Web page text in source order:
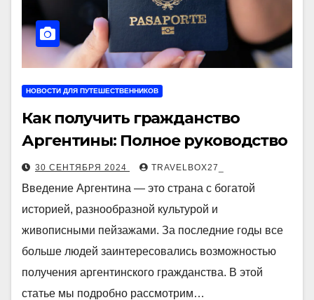
НОВОСТИ ДЛЯ ПУТЕШЕСТВЕННИКОВ
Как получить гражданство
Аргентины: Полное руководство
30 СЕНТЯБРЯ 2024 TRAVELBOX27_
Введение Аргентина — это страна с богатой
историей, разнообразной культурой и
живописными пейзажами. За последние годы все
больше людей заинтересовались возможностью
получения аргентинского гражданства. В этой
статье мы подробно рассмотрим…